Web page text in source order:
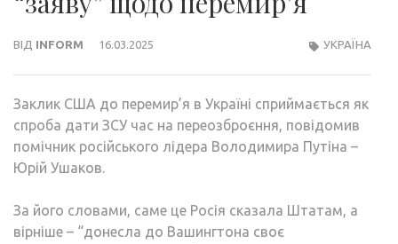
ВІД INFORM 16.03.2025 УКРАЇНА
Заклик США до перемир’я в Україні сприймається як
спроба дати ЗСУ час на переозброєння, повідомив
помічник російського лідера Володимира Путіна –
Юрій Ушаков.
За його словами, саме це Росія сказала Штатам, а
вірніше – “‎донесла до Вашингтона своє